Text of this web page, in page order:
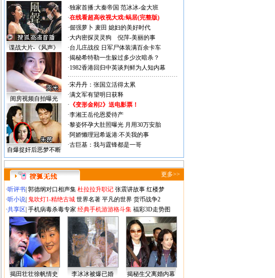
谍战大片-《风声》
闺房视频自拍曝光
自爆捉奸后恶梦不断
·独家首播:大秦帝国 范冰冰-金大班
·在线看超高收视大戏:蜗居(完整版)
·倔强萝卜 麦田 媳妇的美好时代
·大内密探灵灵狗
倪萍-美丽的事
·台儿庄战役 日军尸体装满百余卡车
·揭秘希特勒一生躲过多少次暗杀？
·1982香港回归中英谈判鲜为人知内幕
·宋丹丹：张国立活得太累
·满文军有望明日获释
· 《变形金刚2》送电影票！
·李湘王岳伦恩爱待产
·黎姿怀孕大肚照曝光 月用30万安胎
·阿娇懒理冠希返港:不关我的事
·古巨基：我与霆锋都是一哥
更多>>
·听评书 郭德纲对口相声集 杜拉拉升职记 张震讲故事 红楼梦
·听小说 鬼吹灯1-精绝古城 世界名著 平凡的世界 货币战争2
·共享区 手机病毒杀毒专家 经典手机游游格斗集 福彩3D走势图
揭田壮壮徐帆情史 李冰冰被爆已婚
揭秘生父离婚内幕